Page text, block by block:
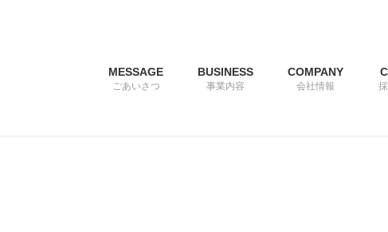
MESSAGE
ごあいさつ
BUSINESS
事業内容
COMPANY
会社情報